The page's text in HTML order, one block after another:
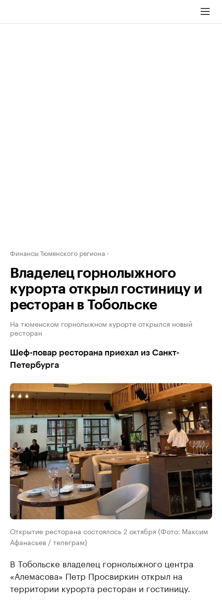
Финансы Тюменского региона
Владелец горнолыжного
курорта открыл гостиницу и
ресторан в Тобольске
На тюменском горнолыжном курорте открылся новый
ресторан
Шеф-повар ресторана приехал из Санкт-
Петербурга
Открытие ресторана состоялось 2 октября (Фото: Максим
Афанасьев / телеграм)
В Тобольске владелец горнолыжного центра
«Алемасова» Петр Просвиркин открыл на
территории курорта ресторан и гостиницу.